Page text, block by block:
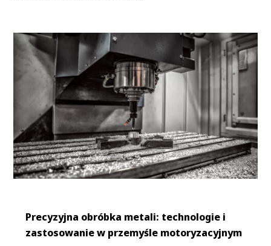
Precyzyjna obróbka metali: technologie i
zastosowanie w przemyśle motoryzacyjnym